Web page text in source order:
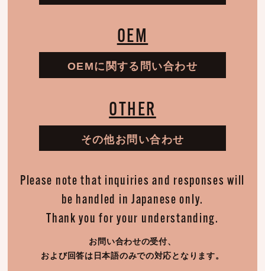
OEM
OEMに関する問い合わせ
OTHER
その他お問い合わせ
Please note that inquiries and responses will
be handled in Japanese only.
Thank you for your understanding.
お問い合わせの受付、
および回答は日本語のみでの対応となります。